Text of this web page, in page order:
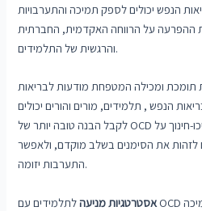
הנפש יכולים לספק תמיכה והתערבויות
ההפרעה על הרווחה האקדמית, החברתית
והרגשית של התלמידים.
תומכת ומכילה המטפחת מודעות לבריאות
הנפש , תלמידים, מורים והורים יכולים
לקבל הבנה טובה יותר של OCD והשפעותיו. פסיכו-חינוך על OCD יכול לעזור
לזהות את הסימנים בשלב מוקדם, ולאפשר
התערבות יזומה.
אסטרטגיות מניעהלתלמידים עם OCD כוללות נקיטת צעדים לתמיכה